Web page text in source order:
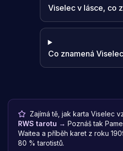
Viselec v lásce, co
Co znamená
Zajímá tě, jak karta Viselec
RWS tarotu → Poznáš tak
Waitea a příběh karet z roku
80 % tarotistů.